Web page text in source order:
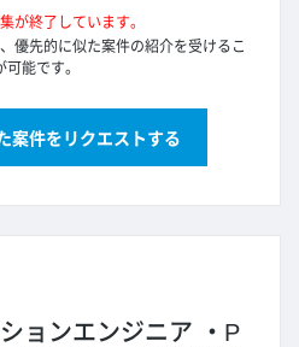
が終了しています。
優先的に似た案件の紹介を受けるこ
可能です。
案件をリクエストする
ョンエンジニア
P